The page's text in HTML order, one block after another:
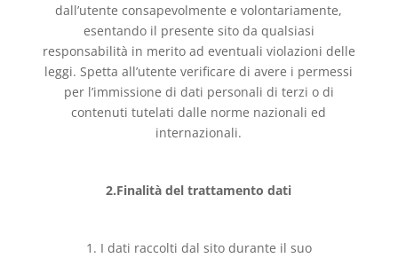
dall’utente consapevolmente e volontariamente,
esentando il presente sito da qualsiasi
responsabilità in merito ad eventuali violazioni delle
leggi. Spetta all’utente verificare di avere i permessi
per l’immissione di dati personali di terzi o di
contenuti tutelati dalle norme nazionali ed
internazionali.
2.Finalità del trattamento dati
1. I dati raccolti dal sito durante il suo